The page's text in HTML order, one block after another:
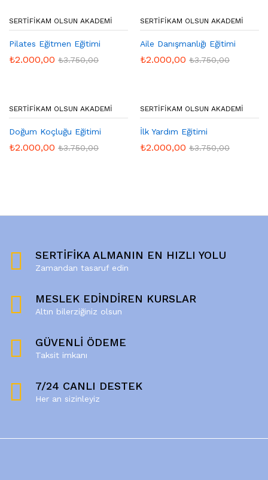
SERTIFIKAM OLSUN AKADEMI
Pilates Eğitmen Eğitimi
₺2.000,00 ₺3.750,00
SERTIFIKAM OLSUN AKADEMI
Aile Danışmanlığı Eğitimi
₺2.000,00 ₺3.750,00
SERTIFIKAM OLSUN AKADEMI
Doğum Koçluğu Eğitimi
₺2.000,00 ₺3.750,00
SERTIFIKAM OLSUN AKADEMI
İlk Yardım Eğitimi
₺2.000,00 ₺3.750,00
SERTİFİKA ALMANIN EN HIZLI YOLU
Zamandan tasaruf edin
MESLEK EDİNDİREN KURSLAR
Altın bilerziğiniz olsun
GÜVENLİ ÖDEME
Taksit imkanı
7/24 CANLI DESTEK
Her an sizinleyiz